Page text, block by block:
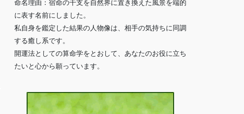
命名理由：宿命の干支を自然界に置き換えた風景を端的
に表す名前にしました。
私自身を鑑定した結果の人物像は、相手の気持ちに同調
する癒し系です。
開運法としての算命学をとおして、あなたのお役に立ち
たいと心から願っています。